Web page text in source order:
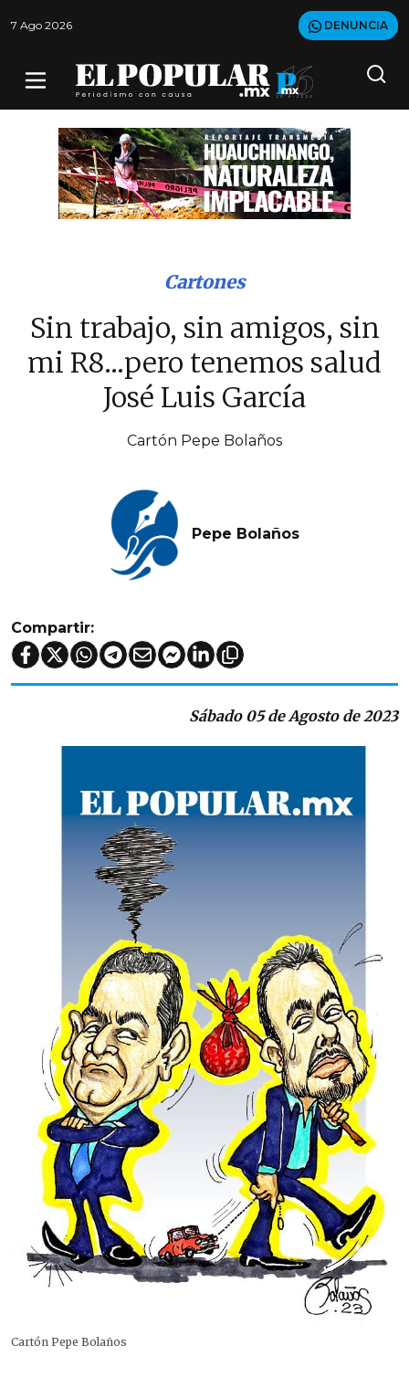
7 Ago 2026 DENUNCIA
Cartones
Sin trabajo, sin amigos, sin
mi R8...pero tenemos salud
José Luis García
Cartón Pepe Bolaños
Pepe Bolaños
Compartir:
Sábado 05 de Agosto de 2023
Cartón Pepe Bolaños